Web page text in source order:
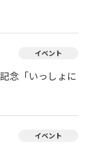
イベント
念「いっしょに
イベント